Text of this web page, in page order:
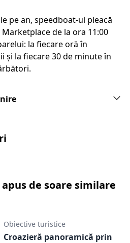
pe an, speedboat-ul pleacă
de la ora 11:00
la fiecare oră în
și la fiecare 30 de minute în
de soare similare
Obiective turistice
Croazieră panoramică prin